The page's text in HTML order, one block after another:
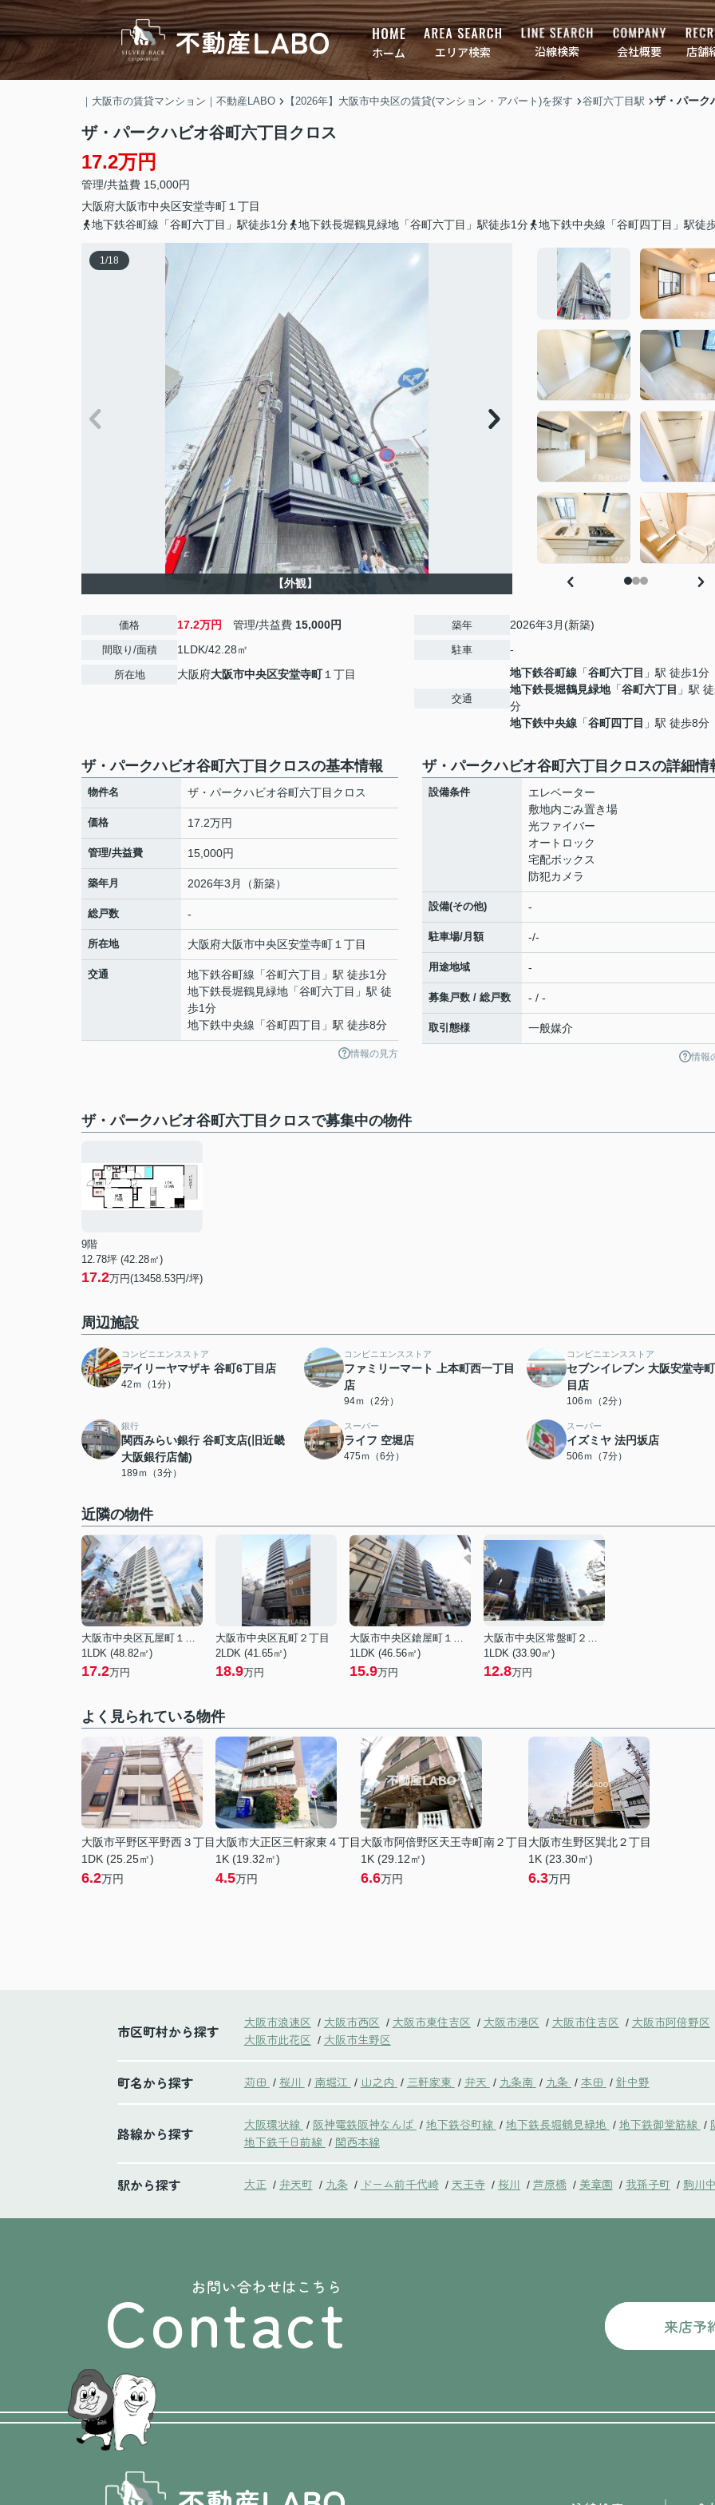
ホーム エリア検索 沿線検索 会社概要 店舗
｜大阪市の賃貸マンション｜不動産LABO 【2026年】大阪市中央区の賃貸(マンション・アパート)を探す 谷町六丁目駅 ザ・パーク
ザ・パークハビオ谷町六丁目クロス
17.2万円
管理/共益費 15,000円
大阪府大阪市中央区安堂寺町 １丁目
地下鉄谷町線「谷町六丁目」駅徒歩1分
地下鉄長堀鶴見緑地「谷町六丁目」駅徒歩1分 地下鉄中央線「谷町四丁目」駅徒
1/18
【外観】
価格 17.2万円 管理/共益費 15,000円
間取り/面積 1LDK/42.28㎡
所在地 大阪府大阪市中央区安堂寺町１丁目
築年 2026年3月(新築)
駐車 -
交通
地下鉄谷町線 「谷町六丁目 」駅 徒歩1分
地下鉄長堀鶴見緑地「谷町六丁目 」駅
分
地下鉄中央線 「谷町四丁目 」駅 徒歩8分
ザ・パークハビオ谷町六丁目クロスの基本情報
物件名 ザ・パークハビオ谷町六丁目クロス
価格 17.2万円
管理/共益費 15,000円
築年月 2026年3月（新築）
総戸数 -
所在地 大阪府大阪市中央区安堂寺町 １丁目
交通 地下鉄谷町線 「谷町六丁目 」駅 徒歩1分
地下鉄長堀鶴見緑地 「谷町六丁目 」駅 徒
歩1分
地下鉄中央線 「谷町四丁目 」駅 徒歩8分
情報の見方
ザ・パークハビオ谷町六丁目クロスの詳細情
設備条件
エレベーター
敷地内ごみ置き場
光ファイバー
オートロック
宅配ボックス
防犯カメラ
設備(その他) -
駐車場/月額 -/-
用途地域 -
募集戸数 / 総戸数 - / -
取引態様 一般媒介
情報
ザ・パークハビオ谷町六丁目クロスで募集中の物件
9階
12.78坪 (42.28㎡)
17.2万円(13458.53円/坪)
周辺施設
コンビニエンスストア
デイリーヤマザキ 谷町6丁目店
42ｍ（1分）
コンビニエンスストア
ファミリーマート 上本町西一丁目
店
94ｍ（2分）
コンビニエンスストア
セブンイレブン 大阪安堂寺
目店
106ｍ（2分）
銀行
関西みらい銀行 谷町支店(旧近畿
大阪銀行店舗)
189ｍ（3分）
スーパー
ライフ 空堀店
475ｍ（6分）
スーパー
イズミヤ 法円坂店
506ｍ（7分）
近隣の物件
大阪市中央区瓦屋町１丁目
1LDK (48.82㎡)
17.2万円
大阪市中央区瓦町２丁目
2LDK (41.65㎡)
18.9万円
大阪市中央区鎗屋町１丁目
1LDK (46.56㎡)
15.9万円
大阪市中央区常盤町２丁目
1LDK (33.90㎡)
12.8万円
よく見られている物件
大阪市平野区平野西３丁目
1DK (25.25㎡)
6.2万円
大阪市大正区三軒家東４丁目
1K (19.32㎡)
4.5万円
大阪市阿倍野区天王寺町南２丁目
1K (29.12㎡)
6.6万円
大阪市生野区巽北２丁目
1K (23.30㎡)
6.3万円
市区町村から探す 大阪市浪速区 / 大阪市西区 / 大阪市東住吉区 / 大阪市港区 / 大阪市住吉区 / 大阪市阿倍野区
大阪市此花区 / 大阪市生野区
町名から探す 苅田 / 桜川 / 南堀江 / 山之内 / 三軒家東 / 弁天 / 九条南 / 九条 / 本田 / 針中野
路線から探す 大阪環状線 / 阪神電鉄阪神なんば / 地下鉄谷町線 / 地下鉄長堀鶴見緑地 / 地下鉄御堂筋線 /
地下鉄千日前線 / 関西本線
駅から探す 大正 / 弁天町 / 九条 / ドーム前千代崎 / 天王寺 / 桜川 / 芦原橋 / 美章園 / 我孫子町 / 駒川
お問い合わせはこちら
Contact 来店予